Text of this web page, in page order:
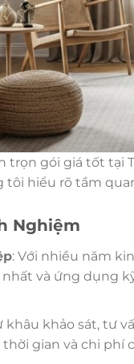
trọn gói giá tốt tại
tôi hiểu rõ tầm
Nghiệm
: Với nhiều năm
và ứng dụng
khâu khảo sát, tư
gian và chi phí